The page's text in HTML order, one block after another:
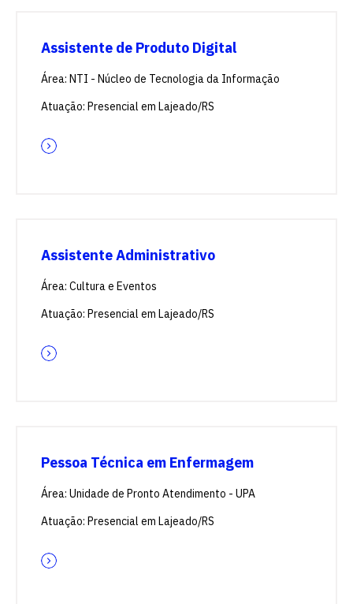
Assistente de Produto Digital
Área: NTI - Núcleo de Tecnologia da Informação
Atuação: Presencial em Lajeado/RS
Assistente Administrativo
Área: Cultura e Eventos
Atuação: Presencial em Lajeado/RS
Pessoa Técnica em Enfermagem
Área: Unidade de Pronto Atendimento - UPA
Atuação: Presencial em Lajeado/RS